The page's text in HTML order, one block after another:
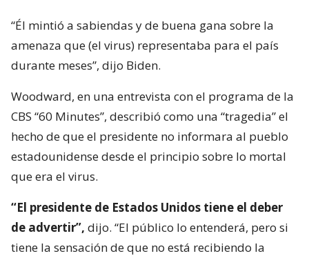
“Él mintió a sabiendas y de buena gana sobre la
amenaza que (el virus) representaba para el país
durante meses”, dijo Biden.
Woodward, en una entrevista con el programa de la
CBS “60 Minutes”, describió como una “tragedia” el
hecho de que el presidente no informara al pueblo
estadounidense desde el principio sobre lo mortal
que era el virus.
“El presidente de Estados Unidos tiene el deber
de advertir”, dijo. “El público lo entenderá, pero si
tiene la sensación de que no está recibiendo la